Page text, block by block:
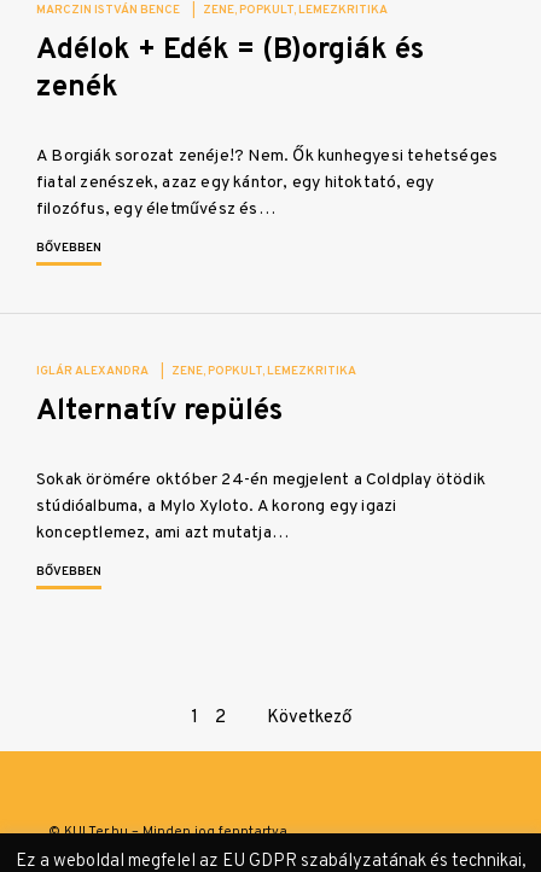
MARCZIN ISTVÁN BENCE ZENE POPKULT LEMEZKRITIKA
Adélok + Edék = (B)orgiák és
zenék
A Borgiák sorozat zenéje!? Nem. Ők kunhegyesi tehetséges
fiatal zenészek, azaz egy kántor, egy hitoktató, egy
filozófus, egy életművész és…
BŐVEBBEN
IGLÁR ALEXANDRA ZENE POPKULT LEMEZKRITIKA
Alternatív repülés
Sokak örömére október 24-én megjelent a Coldplay ötödik
stúdióalbuma, a Mylo Xyloto. A korong egy igazi
konceptlemez, ami azt mutatja…
BŐVEBBEN
1 2 Következő
© KULTer.hu – Minden jog fenntartva
Ez a weboldal megfelel az EU GDPR szabályzatának és technikai,